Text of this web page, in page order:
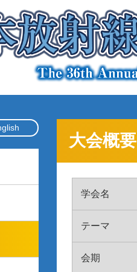
大会概要
学会名
テーマ
会期